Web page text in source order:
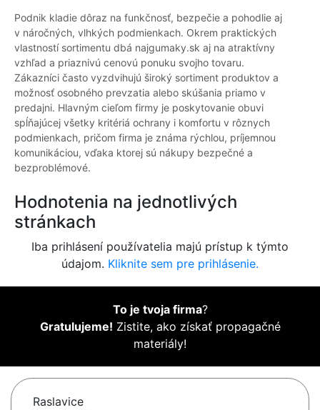
Podnik kladie dôraz na funkčnosť, bezpečie a pohodlie aj
v náročných, vlhkých podmienkach. Okrem praktických
vlastností sortimentu dbá najgumaky.sk aj na atraktívny
vzhľad a priaznivú cenovú ponuku svojho tovaru.
Zákazníci často vyzdvihujú široký sortiment produktov a
možnosť osobného prevzatia alebo skúšania priamo v
predajni. Hlavným cieľom firmy je poskytovanie obuvi
spĺňajúcej všetky kritériá ochrany i komfortu v rôznych
podmienkach, pričom firma je známa rýchlou, príjemnou
komunikáciou, vďaka ktorej sú nákupy bezpečné a
bezproblémové.
Hodnotenia na jednotlivých
stránkach
Iba prihlásení používatelia majú prístup k týmto
údajom. Kliknite sem pre prihlásenie.
To je tvoja firma?
Gratulujeme! Zistite, ako získať propagačné
materiály!
Raslavice